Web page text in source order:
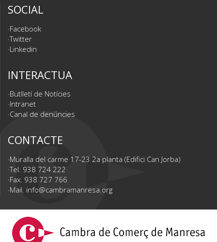
SOCIAL
Facebook
Twitter
Linkedin
INTERACTUA
Butlletí de Notícies
Intranet
Canal de denúncies
CONTACTE
Muralla del carme 17-23 2a planta (Edifici Can Jorba)
Tel. 938 724 222
Fax. 938 727 766
Mail. info@cambramanresa.org